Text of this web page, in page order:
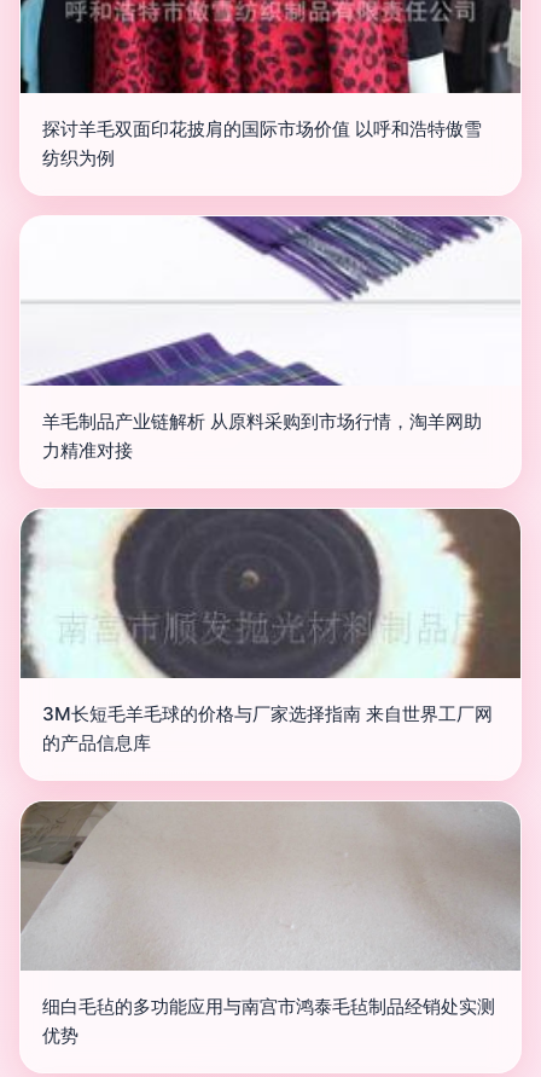
探讨羊毛双面印花披肩的国际市场价值 以呼和浩特傲雪
纺织为例
羊毛制品产业链解析 从原料采购到市场行情，淘羊网助
力精准对接
3M长短毛羊毛球的价格与厂家选择指南 来自世界工厂网
的产品信息库
细白毛毡的多功能应用与南宫市鸿泰毛毡制品经销处实测
优势